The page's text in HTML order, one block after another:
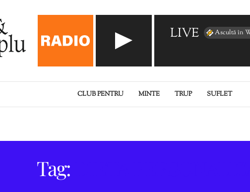
LIVE Ascultă în
CLUB PENTRU MINTE TRUP SUFLET
Tag: